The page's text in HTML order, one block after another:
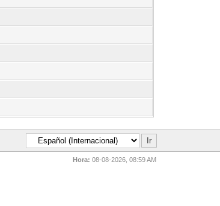
Hora: 08-08-2026, 08:59 AM